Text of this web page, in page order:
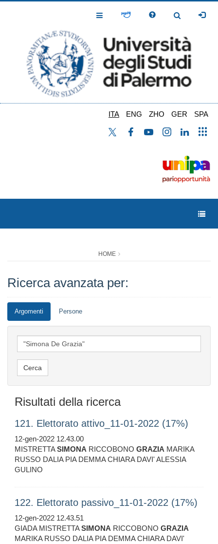
Toggle
Toggle
ITA ENG ZHO GER SPA
HOME
Ricerca avanzata per:
Argomenti Persone
Risultati della ricerca
121. Elettorato attivo_11-01-2022 (17%)
12-gen-2022 12.43.00
MISTRETTASIMONA RICCOBONO GRAZIA MARIKA
RUSSO DALIA PIA DEMMA CHIARA DAVI' ALESSIA
GULINO
122. Elettorato passivo_11-01-2022 (17%)
12-gen-2022 12.43.51
GIADA MISTRETTASIMONA RICCOBONO GRAZIA
MARIKA RUSSO DALIA PIA DEMMA CHIARA DAVI'